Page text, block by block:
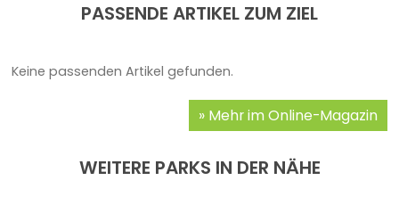
PASSENDE ARTIKEL ZUM ZIEL
Keine passenden Artikel gefunden.
Mehr im Online-Magazin
WEITERE PARKS IN DER NÄHE